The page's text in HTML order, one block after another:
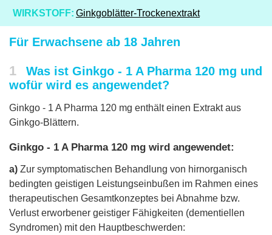
WIRKSTOFF: Ginkgoblätter-Trockenextrakt
Für Erwachsene ab 18 Jahren
1
Was ist Ginkgo - 1 A Pharma 120 mg und
wofür wird es angewendet?
Ginkgo - 1 A Pharma 120 mg enthält einen Extrakt aus
Ginkgo-Blättern.
Ginkgo - 1 A Pharma 120 mg wird angewendet:
a) Zur symptomatischen Behandlung von hirnorganisch
bedingten geistigen Leistungseinbußen im Rahmen eines
therapeutischen Gesamtkonzeptes bei Abnahme bzw.
Verlust erworbener geistiger Fähigkeiten (dementiellen
Syndromen) mit den Hauptbeschwerden: